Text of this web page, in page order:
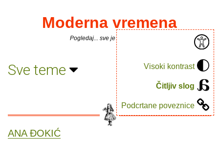
Visoki kontrast
Čitljiv slog
Podcrtane poveznice
Moderna vremena
Pogledaj... sve je puno knjiga.
Sve teme
ANA ÐOKIĆ